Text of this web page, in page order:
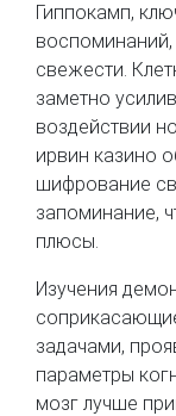
Гиппокамп,
свежести.
заметно
воздействии
ирвин казино
шифрование
запоминание,
плюсы.
Изучения
задачами,
параметры
мозг лучше